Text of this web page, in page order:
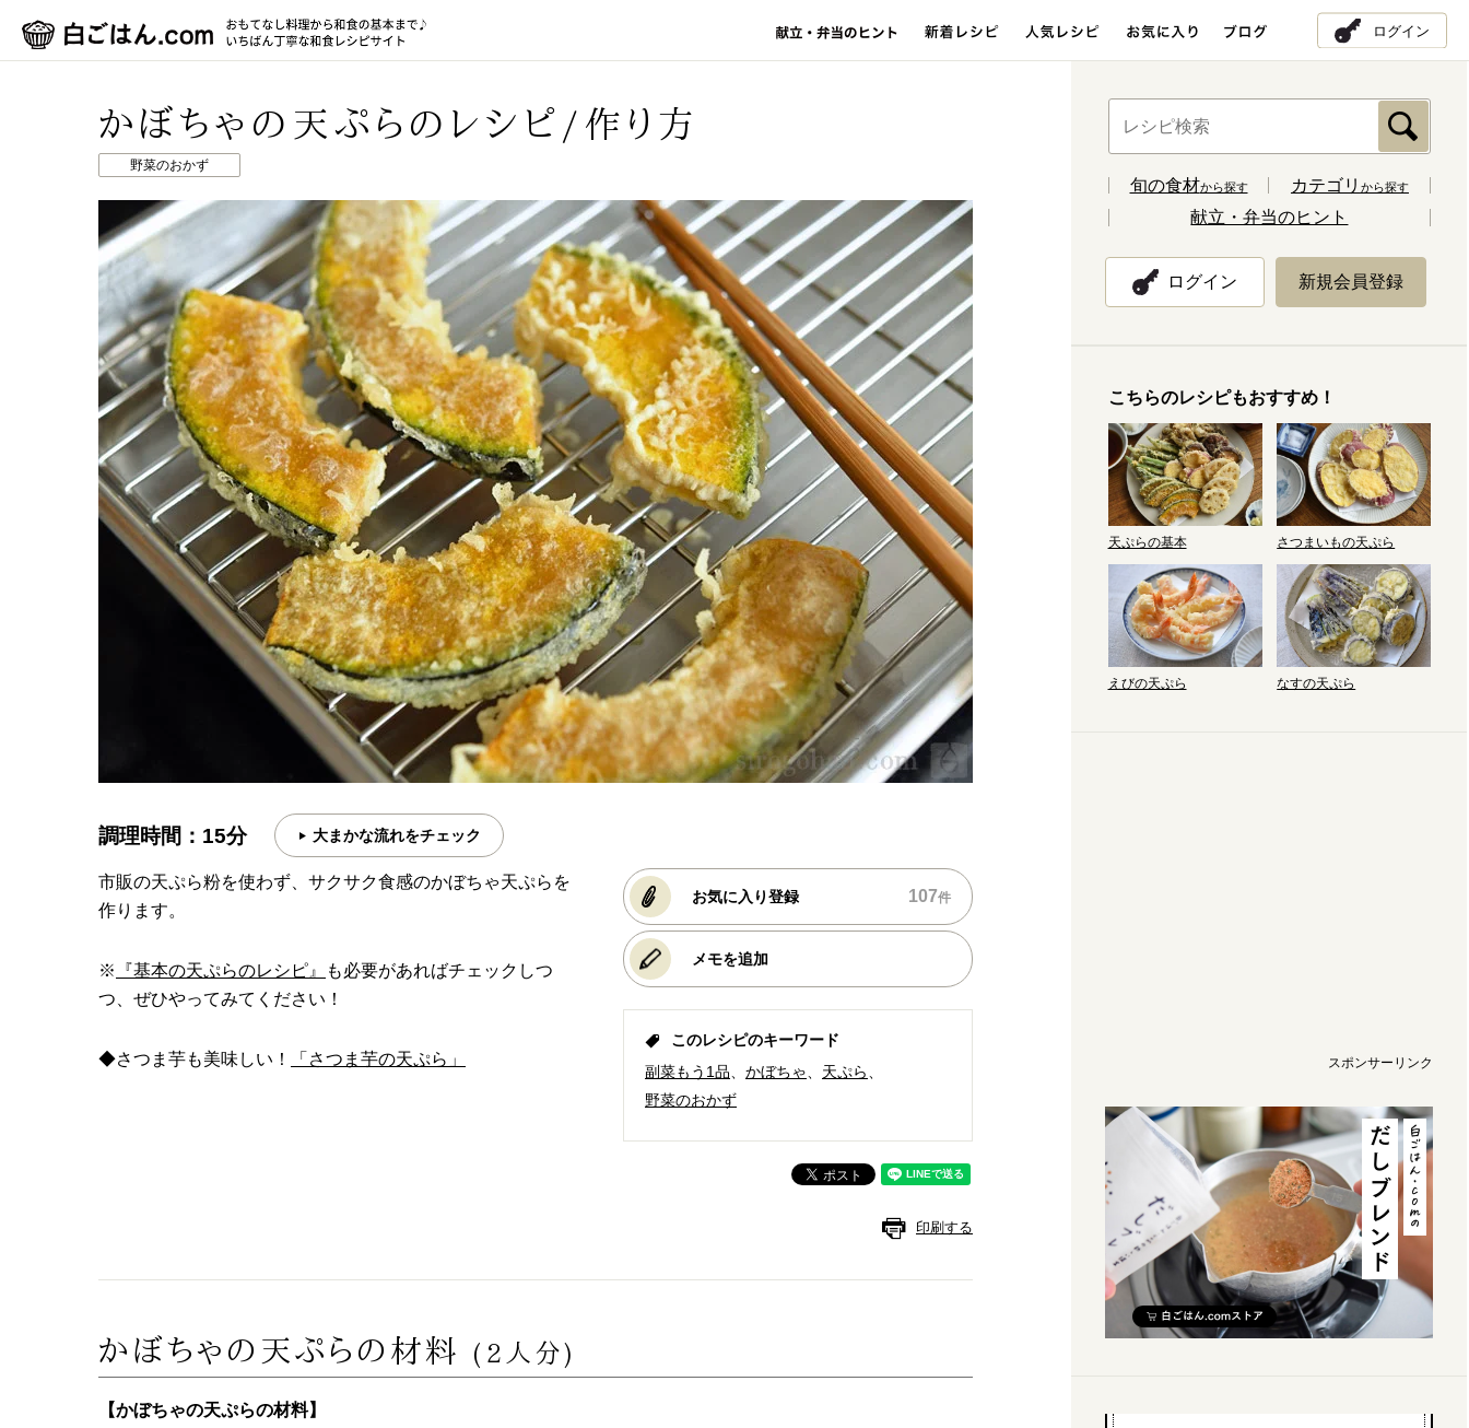
ログイン
かぼちゃの天ぷらのレシピ/作り方
野菜のおかず
調理時間：15分 大まかな流れをチェック
市販の天ぷら粉を使わず、サクサク食感のかぼちゃ天ぷらを
作ります。
※ 『基本の天ぷらのレシピ』
も必要があればチェックしつ
つ、ぜひやってみてください！
◆さつま芋も美味しい！ 「さつま芋の天ぷら」
お気に入り登録 107件
メモを追加
このレシピのキーワード
副菜もう1品
かぼちゃ
天ぷら
野菜のおかず
印刷する
かぼちゃの天ぷらの材料 (2人分)
【かぼちゃの天ぷらの材料】
旬の食材から探す カテゴリ から探す
献立・弁当のヒント
ログイン 新規会員登録
こちらのレシピもおすすめ！
天ぷらの基本 さつまいもの天ぷら
えびの天ぷら なすの天ぷら
スポンサーリンク